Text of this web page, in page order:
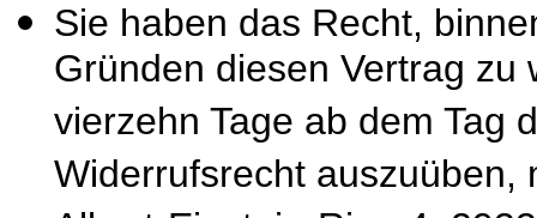
Sie haben das Recht,
Gründen diesen Vertrag
vierzehn Tage ab dem Tag
Widerrufsrecht auszuüben,